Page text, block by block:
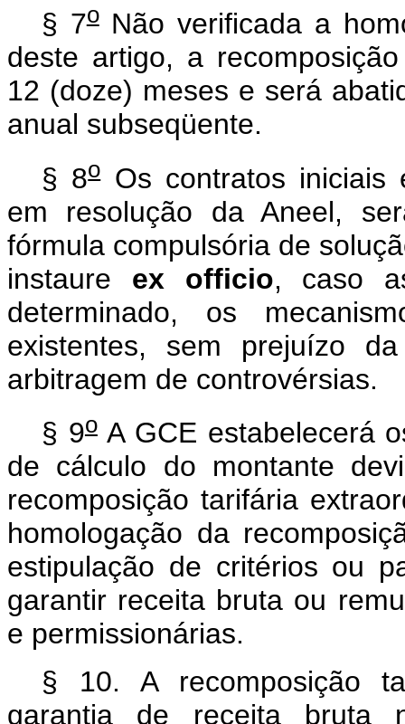
§ 7oNão verificada a
deste artigo, a
12 (doze) meses e será
anual subseqüente.
§ 8oOs contratos iniciais
em resolução da Aneel,
fórmula compulsória de
instaure ex officio, caso
determinado, os
existentes, sem prejuízo
arbitragem de controvérsias.
§ 9oA GCE estabelecerá
de cálculo do montante
recomposição tarifária
homologação da
estipulação de critérios ou
garantir receita bruta ou
e permissionárias.
§ 10. A recomposição
garantia de receita bruta